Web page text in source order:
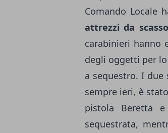
Comando Locale
attrezzi da
carabinieri hanno
degli oggetti per
a sequestro. I due
sempre ieri, è
pistola Beretta
sequestrata,